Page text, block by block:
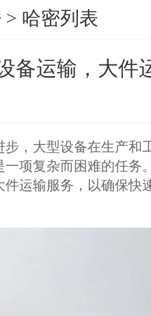
> 哈密列表
备运输，大件
大型设备在生产和
项复杂而困难的任务
运输服务，以确保快